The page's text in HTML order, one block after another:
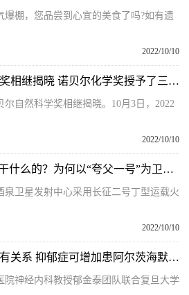
爆棚，您品尝到心宜的美食了吗?如有遗
2022/10/10
2022年诺贝尔自然科学奖相继揭晓 诺贝尔化学奖授予了三位科学家
尔自然科学奖相继揭晓。10月3日，2022
2022/10/10
“夸父一号”卫星是用来干什么的？为何以“夸父一号”为卫星命名？
泉卫星发射中心采用长征二号丁型运载火
2022/10/10
抑郁症与阿尔茨海默病有关系 抑郁症可增加患阿尔茨海默病的风险
院神经内科教授郁金泰团队联合复旦大学